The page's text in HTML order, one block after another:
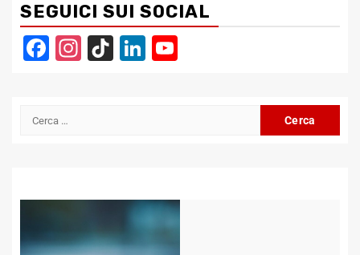
SEGUICI SUI SOCIAL
Facebook
Instagram
TikTokLinkedIn
Ricerca